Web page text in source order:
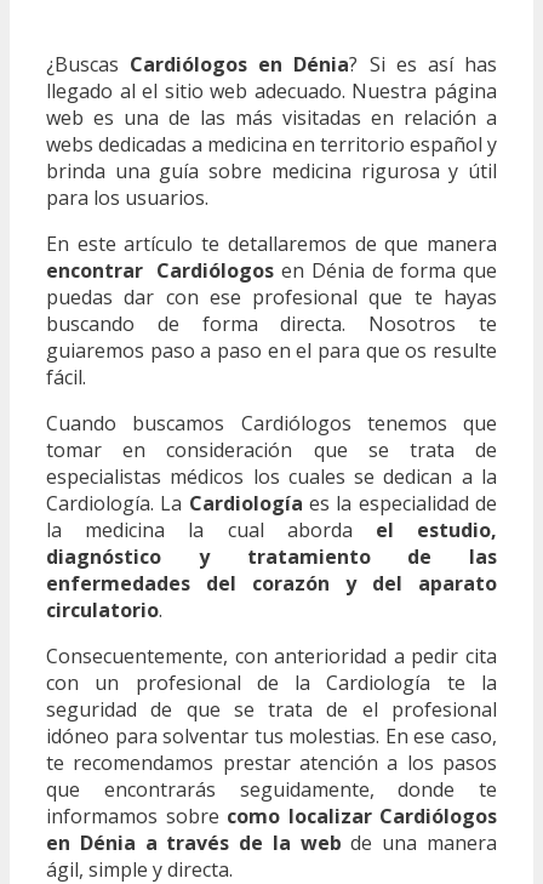
¿Buscas Cardiólogos en Dénia? Si es así has
llegado al el sitio web adecuado. Nuestra página
web es una de las más visitadas en relación a
webs dedicadas a medicina en territorio español y
brinda una guía sobre medicina rigurosa y útil
para los usuarios.
En este artículo te detallaremos de que manera
encontrar Cardiólogos en Dénia de forma que
puedas dar con ese profesional que te hayas
buscando de forma directa. Nosotros te
guiaremos paso a paso en el para que os resulte
fácil.
Cuando buscamos Cardiólogos tenemos que
tomar en consideración que se trata de
especialistas médicos los cuales se dedican a la
Cardiología. La Cardiología es la especialidad de
la medicina la cual aborda el estudio,
diagnóstico y tratamiento de las
enfermedades del corazón y del aparato
circulatorio.
Consecuentemente, con anterioridad a pedir cita
con un profesional de la Cardiología te la
seguridad de que se trata de el profesional
idóneo para solventar tus molestias. En ese caso,
te recomendamos prestar atención a los pasos
que encontrarás seguidamente, donde te
informamos sobre como localizar Cardiólogos
en Dénia a través de la web de una manera
ágil, simple y directa.